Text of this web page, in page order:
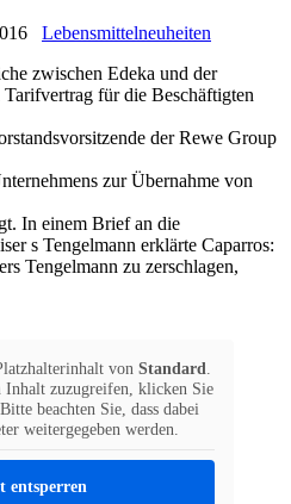
Lebensmittelneuheiten
zwischen Edeka und der
für die Beschäftigten
der Rewe Group
zur Übernahme von
In einem Brief an die
s Tengelmann erklärte Caparros:
Tengelmann zu zerschlagen,
von Standard.
Inhalt zuzugreifen, klicken Sie
beachten Sie, dass dabei
weitergegeben werden.
entsperren